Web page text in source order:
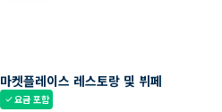
마켓플레이스 레스토랑 및 뷔페
check요금 포함